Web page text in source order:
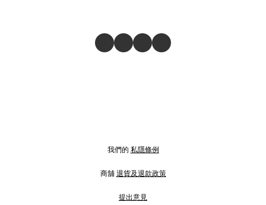
我們的 私隱條例
商舖 退貨及退款政策
提出意見